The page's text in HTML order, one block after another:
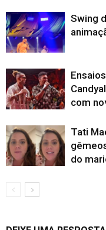
Swing
com
Tati
do